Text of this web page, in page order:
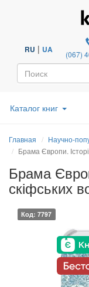
RU | UA (067)
Каталог книг
Главная
Научно-
Брама Європи.
Брама
скіфських
Код: 7797